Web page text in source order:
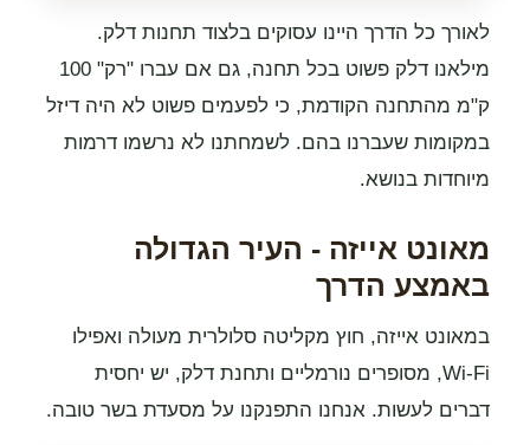
לאורך כל הדרך היינו עסוקים בלצוד תחנות דלק.
מילאנו דלק פשוט בכל תחנה, גם אם עברו "רק" 100
ק"מ מהתחנה הקודמת, כי לפעמים פשוט לא היה דיזל
במקומות שעברנו בהם. לשמחתנו לא נרשמו דרמות
מיוחדות בנושא.
מאונט אייזה - העיר הגדולה
באמצע הדרך
במאונט אייזה, חוץ מקליטה סלולרית מעולה ואפילו
Wi-Fi, מסופרים נורמליים ותחנת דלק, יש יחסית
דברים לעשות. אנחנו התפנקנו על מסעדת בשר טובה.